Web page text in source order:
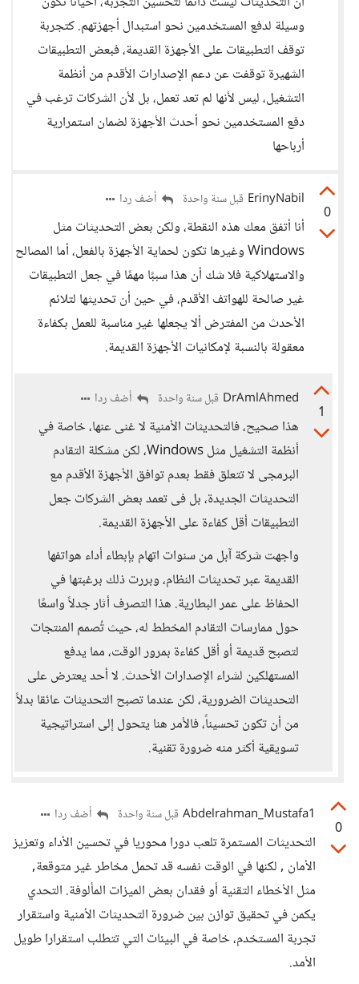
وسيلة لدفع المستخدمين نحو استبدال أجهزتهم. كتجربة
توقف التطبيقات على الأجهزة القديمة، فبعض التطبيقات
الشهيرة توقفت عن دعم الإصدارات الأقدم من أنظمة
التشغيل، ليس لأنها لم تعد تعمل، بل لأن الشركات ترغب في
دفع المستخدمين نحو أحدث الأجهزة لضمان استمرارية
أرباحها
0
ErinyNabil قبل سنة واحدة أضف ردا
أنا أتفق معك هذه النقطة، ولكن بعض التحديثات مثل
Windows وغيرها تكون لحماية الأجهزة بالفعل، أما المصالح
والاستهلاكية فلا شك أن هذا سببًا مهمًا في جعل التطبيقات
غير صالحة للهواتف الأقدم، في حين أن تحديثها لتلائم
الأحدث من المفترض ألا يجعلها غير مناسبة للعمل بكفاءة
معقولة بالنسبة لإمكانيات الأجهزة القديمة.
1
DrAmlAhmed قبل سنة واحدة أضف ردا
هذا صحيح، فالتحديثات الأمنية لا غنى عنها، خاصة في
أنظمة التشغيل مثل Windows، لكن مشكلة التقادم
البرمجى لا تتعلق فقط بعدم توافق الأجهزة الأقدم مع
التحديثات الجديدة، بل فى تعمد بعض الشركات جعل
التطبيقات أقل كفاءة على الأجهزة القديمة.
واجهت شركة آبل من سنوات اتهام بإبطاء أداء هواتفها
القديمة عبر تحديثات النظام، وبررت ذلك برغبتها في
الحفاظ على عمر البطارية. هذا التصرف أثار جدلاً واسعًا
حول ممارسات التقادم المخطط له، حيث تُصمم المنتجات
لتصبح قديمة أو أقل كفاءة بمرور الوقت، مما يدفع
المستهلكين لشراء الإصدارات الأحدث. لا أحد يعترض على
التحديثات الضرورية، لكن عندما تصبح التحديثات عائقا بدلاً
من أن تكون تحسيناً، فالأمر هنا يتحول إلى استراتيجية
تسويقية أكثر منه ضرورة تقنية.
0
Abdelrahman_Mustafa1 قبل سنة واحدة أضف ردا
التحديثات المستمرة تلعب دورا محوريا في تحسين الأداء وتعزيز
الأمان , لكنها في الوقت نفسه قد تحمل مخاطر غير متوقعة,
مثل الأخطاء التقنية أو فقدان بعض الميزات المألوفة. التحدي
يكمن في تحقيق توازن بين ضرورة التحديثات الأمنية واستقرار
تجربة المستخدم، خاصة في البيئات التي تتطلب استقرارا طويل
الأمد.